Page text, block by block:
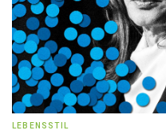
LEBENSSTIL